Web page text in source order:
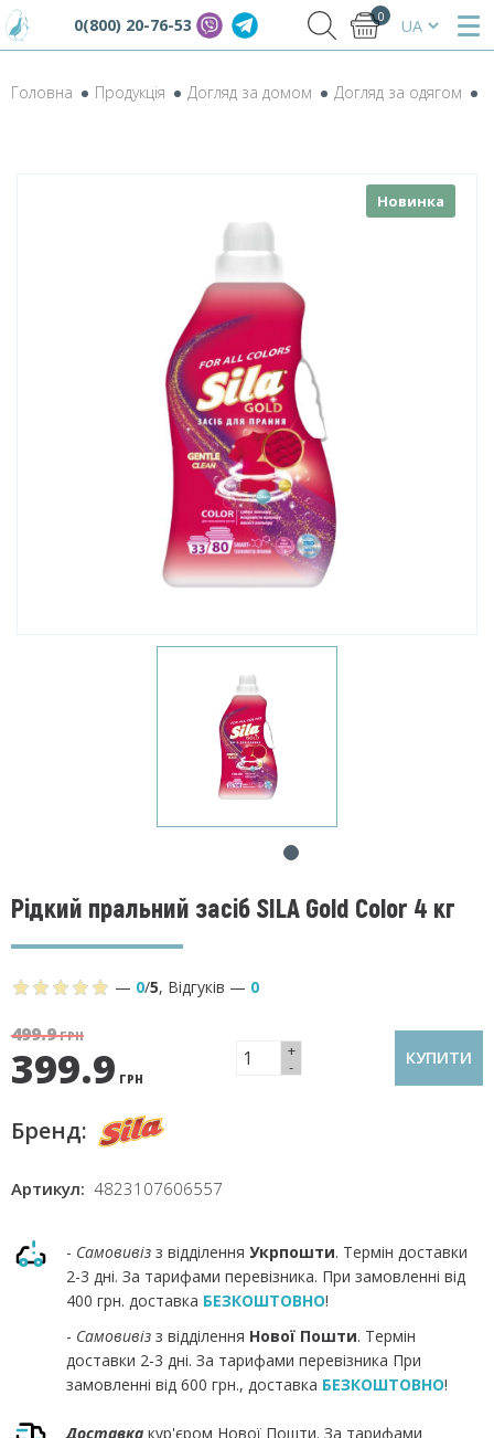
0(800) 20-76-53 0
Головна Продукція Догляд за домом Догляд за одягом
Новинка
Рідкий пральний засіб SILA Gold Color 4 кг
— 0/5, Відгуків — 0
499.9ГРН
399.9 ГРН
+
-
КУПИТИ
Бренд:
Артикул: 4823107606557
- Самовивіз з відділення Укрпошти. Термін доставки
2-3 дні. За тарифами перевізника. При замовленні від
400 грн. доставка БЕЗКОШТОВНО!
- Самовивіз з відділення Нової Пошти. Термін
доставки 2-3 дні. За тарифами перевізника При
замовленні від 600 грн., доставка БЕЗКОШТОВНО!
Доставка кур'єром Нової Пошти. За тарифами